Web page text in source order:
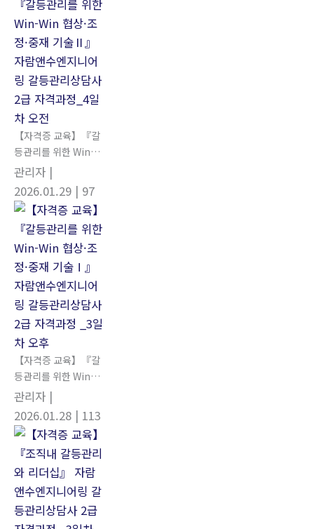
【자격증 교육】『갈
등관리를 위한 Win-
Win 협상·조정·중재
기술Ⅱ』 자람앤수엔
지니어링 갈등관리상
담사 2급 자격과정_4
일차 오전
관리자 |
2026.01.29 | 97
【자격증 교육】『갈
등관리를 위한 Win-
Win 협상·조정·중재
기술Ⅰ』 자람앤수엔
지니어링 갈등관리상
담사 2급 자격과정 _3
일차 오후
관리자 |
2026.01.28 | 113